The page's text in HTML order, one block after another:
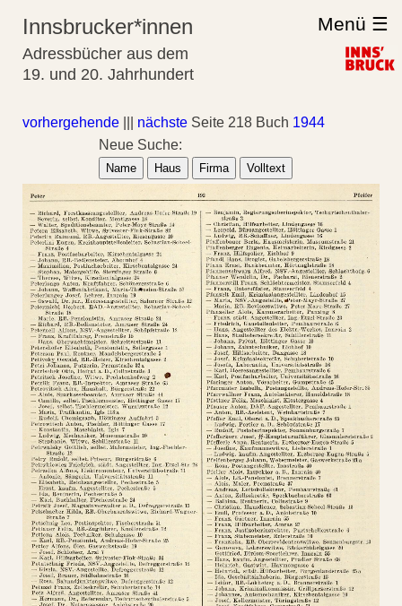
Innsbrucker*innen
Adressbücher aus dem
19. und 20. Jahrhundert
Menü ☰
vorhergehende nächste Seite 218 Buch 1944
Neue Suche:
Name Haus Firma Volltext